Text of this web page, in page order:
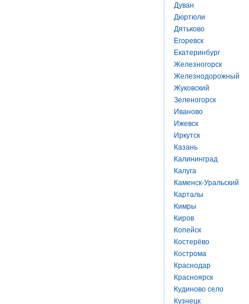
Дуван
Дюртюли
Дятьково
Егоревск
Екатеринбург
Железногорск
Железнодорожный
Жуковский
Зеленогорск
Иваново
Ижевск
Иркутск
Казань
Калининград
Калуга
Каменск-Уральский
Карталы
Кимры
Киров
Копейск
Костерёво
Кострома
Краснодар
Красноярск
Кудиново село
Кузнецк